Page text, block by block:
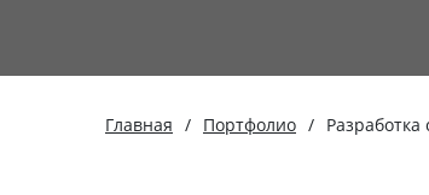
Главная / Портфолио /